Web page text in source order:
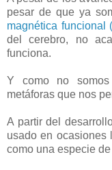
pesar de que ya
magnética funcional
del cerebro, no
funciona.
Y como no somos
metáforas que nos
A partir del
usado en ocasiones
como una especie